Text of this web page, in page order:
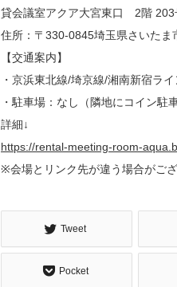
貸会議室アクア大宮東口 2階 203
住所：〒330-0845埼玉県さいた
【交通案内】
・京浜東北線/埼京線/湘南新宿ラ
・駐車場：なし（隣地にコイン駐
詳細↓
https://rental-meeting-room-
※会場とリンク先が違う場合がござ
Tweet
Pocket